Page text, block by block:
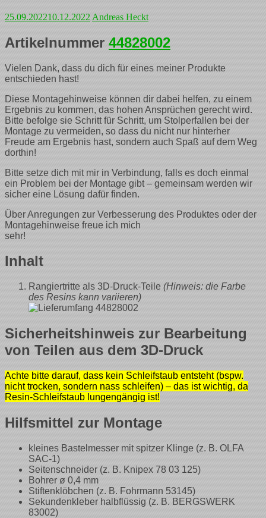
25.09.202210.12.2022 Andreas Heckt
Artikelnummer 44828002
Vielen Dank, dass du dich für eines meiner Produkte
entschieden hast!
Diese Montagehinweise können dir dabei helfen, zu einem
Ergebnis zu kommen, das hohen Ansprüchen gerecht wird.
Bitte befolge sie Schritt für Schritt, um Stolperfallen bei der
Montage zu vermeiden, so dass du nicht nur hinterher
Freude am Ergebnis hast, sondern auch Spaß auf dem Weg
dorthin!
Bitte setze dich mit mir in Verbindung, falls es doch einmal
ein Problem bei der Montage gibt – gemeinsam werden wir
sicher eine Lösung dafür finden.
Über Anregungen zur Verbesserung des Produktes oder der
Montagehinweise freue ich mich
sehr!
Inhalt
Rangiertritte als 3D-Druck-Teile (Hinweis: die Farbe
des Resins kann variieren)
Sicherheitshinweis zur Bearbeitung
von Teilen aus dem 3D-Druck
Achte bitte darauf, dass kein Schleifstaub entsteht (bspw.
nicht trocken, sondern nass schleifen) – das ist wichtig, da
Resin-Schleifstaub lungengängig ist!
Hilfsmittel zur Montage
kleines Bastelmesser mit spitzer Klinge (z. B. OLFA
SAC-1)
Seitenschneider (z. B. Knipex 78 03 125)
Bohrer ø 0,4 mm
Stiftenklöbchen (z. B. Fohrmann 53145)
Sekundenkleber halbflüssig (z. B. BERGSWERK
83002)